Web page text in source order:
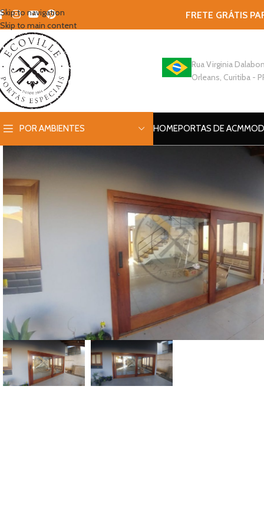
Skip to navigation
Skip to main content
FRETE GRÁTIS
Rua Virginia
Orleans, Curitiba -
POR AMBIENTES HOMEPORTAS DE ACM